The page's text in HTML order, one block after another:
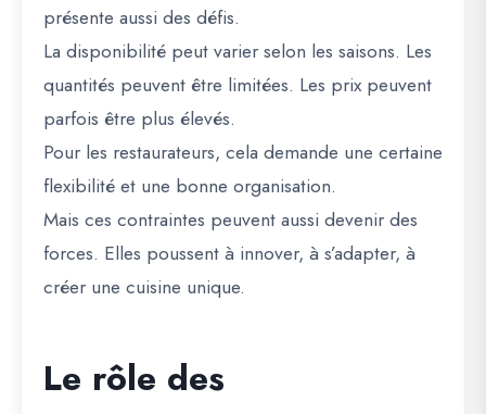
présente aussi des défis.
La disponibilité peut varier selon les saisons. Les
quantités peuvent être limitées. Les prix peuvent
parfois être plus élevés.
Pour les restaurateurs, cela demande une certaine
flexibilité et une bonne organisation.
Mais ces contraintes peuvent aussi devenir des
forces. Elles poussent à innover, à s’adapter, à
créer une cuisine unique.
Le rôle des